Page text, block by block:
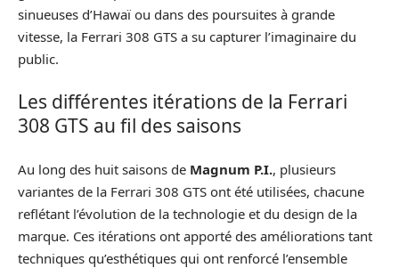
sinueuses d’Hawaï ou dans des poursuites à grande
vitesse, la Ferrari 308 GTS a su capturer l’imaginaire du
public.
Les différentes itérations de la Ferrari
308 GTS au fil des saisons
Au long des huit saisons de Magnum P.I., plusieurs
variantes de la Ferrari 308 GTS ont été utilisées, chacune
reflétant l’évolution de la technologie et du design de la
marque. Ces itérations ont apporté des améliorations tant
techniques qu’esthétiques qui ont renforcé l’ensemble